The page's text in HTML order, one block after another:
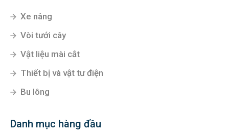
Xe nâng
Vòi tưới cây
Vật liệu mài cắt
Thiết bị và vật tư điện
Bu lông
Danh mục hàng đầu